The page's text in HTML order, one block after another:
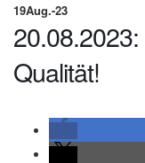
19Aug.-23
Qualität!